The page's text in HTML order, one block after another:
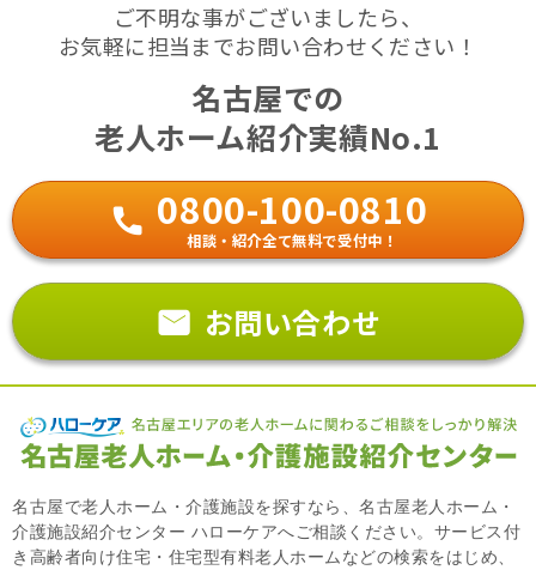
ご不明な事がございましたら、
お気軽に担当までお問い合わせください！
名古屋での
老人ホーム紹介実績No.1
0800-100-0810
相談・紹介全て無料で受付中！
お問い合わせ
名古屋で老人ホーム・介護施設を探すなら、名古屋老人ホーム・
介護施設紹介センター ハローケアへご相談ください。サービス付
き高齢者向け住宅・住宅型有料老人ホームなどの検索をはじめ、